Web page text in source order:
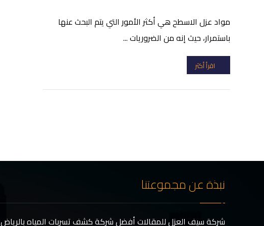
مواد عزل الاسطح هي أكثر الأمور التي يتم البحث عنها
باستمرار، حيث إنه من الضروريات ...
اقرأ أكثر
نبذة عن مجموعتنا
شركة سيف العزل للمقالات أفضل شركة كشف تسربات المياه